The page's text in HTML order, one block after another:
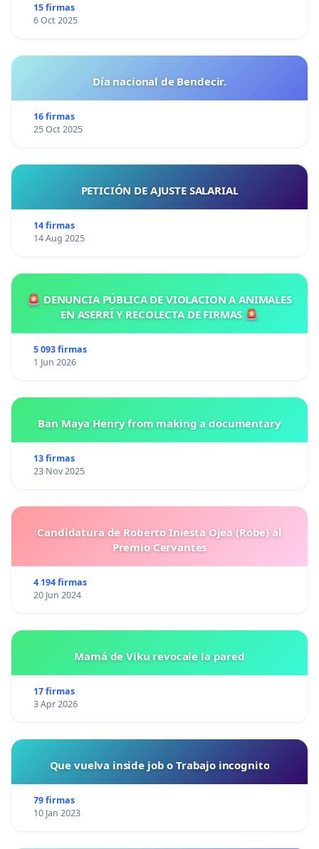
15 firmas
6 Oct 2025
Día nacional de Bendecir.
16 firmas
25 Oct 2025
PETICIÓN DE AJUSTE SALARIAL
14 firmas
14 Aug 2025
🚨 DENUNCIA PÚBLICA DE VIOLACION A ANIMALES
EN ASERRÍ Y RECOLECTA DE FIRMAS 🚨
5 093 firmas
1 Jun 2026
Ban Maya Henry from making a documentary
13 firmas
23 Nov 2025
Candidatura de Roberto Iniesta Ojea (Robe) al
Premio Cervantes
4 194 firmas
20 Jun 2024
Mamá de Viku revocale la pared
17 firmas
3 Apr 2026
Que vuelva inside job o Trabajo incognito
79 firmas
10 Jan 2023